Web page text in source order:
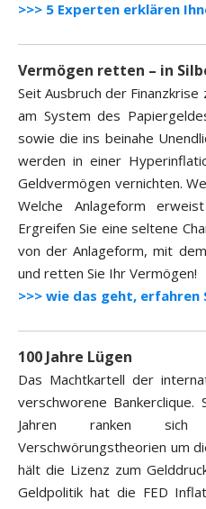
>>> 5 Experten erklären
Vermögen retten – in
Seit Ausbruch der
am System des
sowie die ins beinahe
werden in einer
Geldvermögen vernichten.
Welche Anlageform
Ergreifen Sie eine seltene
von der Anlageform, mit
und retten Sie Ihr Vermögen!
>>> wie das geht, erfahren
100 Jahre Lügen
Das Machtkartell der
verschworene
Jahren ranken
Verschwörungstheorien um
hält die Lizenz zum
Geldpolitik hat die FED